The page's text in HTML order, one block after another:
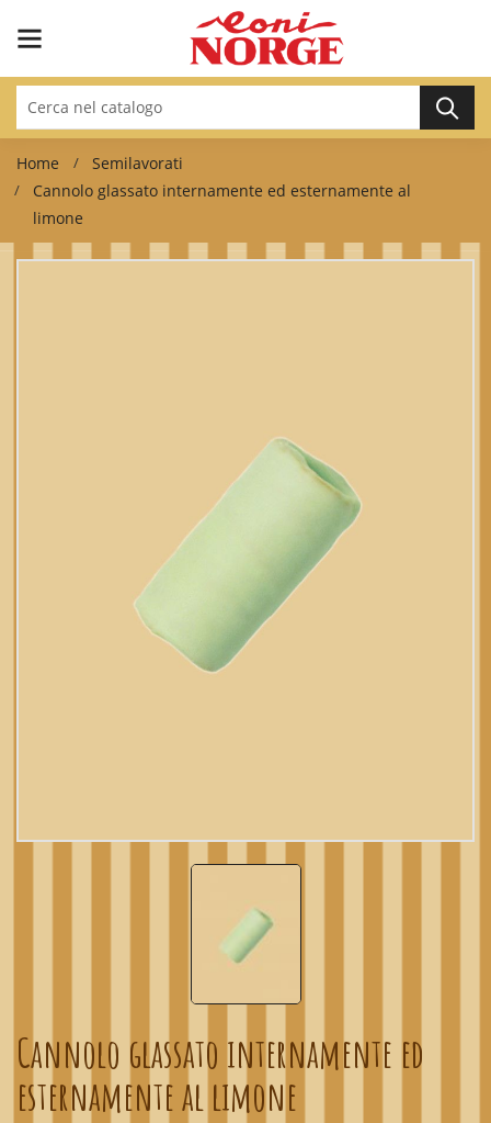
Home
Semilavorati
Cannolo glassato internamente ed esternamente al
limone
Cannolo glassato internamente ed
esternamente al limone